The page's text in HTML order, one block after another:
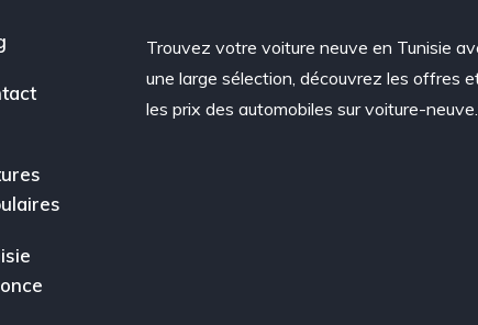
Trouvez votre voiture neuve en Tunisie
une large sélection, découvrez les offres
les prix des automobiles sur voiture-